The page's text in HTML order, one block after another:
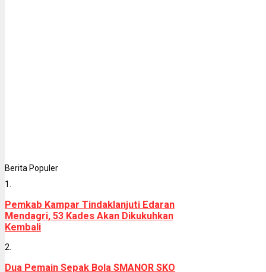
Berita Populer
1.
Pemkab Kampar Tindaklanjuti Edaran
Mendagri, 53 Kades Akan Dikukuhkan
Kembali
2.
Dua Pemain Sepak Bola SMANOR SKO